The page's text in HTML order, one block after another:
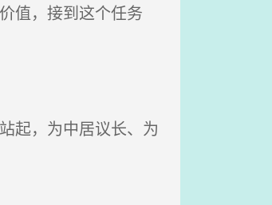
值，接到这个任务
起，为中居议长、为